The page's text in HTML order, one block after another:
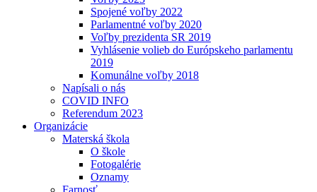
Spojené voľby 2022
Parlamentné voľby 2020
Voľby prezidenta SR 2019
Vyhlásenie volieb do Európskeho parlamentu
2019
Komunálne voľby 2018
Napísali o nás
COVID INFO
Referendum 2023
Organizácie
Materská škola
O škole
Fotogalérie
Oznamy
Farnosť